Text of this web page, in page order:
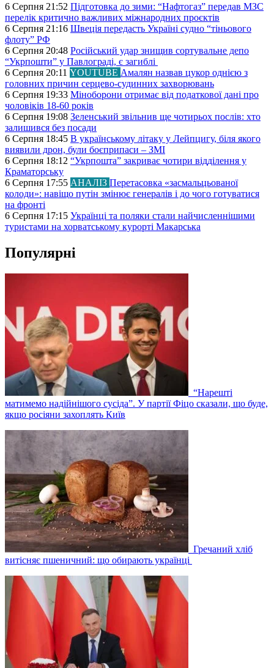
6 Серпня 21:52 Підготовка до зими: “Нафтогаз” передав МЗС
перелік критично важливих міжнародних проєктів
6 Серпня 21:16 Швеція передасть Україні судно “тіньового
флоту” РФ
6 Серпня 20:48 Російський удар знищив сортувальне депо
“Укрпошти” у Павлограді, є загиблі
6 Серпня 20:11 YOUTUBE Амалян назвав цукор однією з
головних причин серцево-судинних захворювань
6 Серпня 19:33 Міноборони отримає від податкової дані про
чоловіків 18-60 років
6 Серпня 19:08 Зеленський звільнив ще чотирьох послів: хто
залишився без посади
6 Серпня 18:45 В українському літаку у Лейпцигу, біля якого
виявили дрон, були боєприпаси – ЗМІ
6 Серпня 18:12 “Укрпошта” закриває чотири відділення у
Краматорську
6 Серпня 17:55 АНАЛІЗ Перетасовка «засмальцьованої
колоди»: навіщо путін змінює генералів і до чого готуватися
на фронті
6 Серпня 17:15 Українці та поляки стали найчисленнішими
туристами на хорватському курорті Макарська
Популярні
“Нарешті
матимемо надійнішого сусіда”. У партії Фіцо сказали, що буде,
якщо росіяни захоплять Київ
Гречаний хліб
витісняє пшеничний: що обирають українці